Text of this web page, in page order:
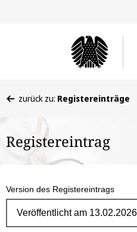
befinden
hier:
zurück zu: Registereinträge
Registereintrag
Version des Registereintrags